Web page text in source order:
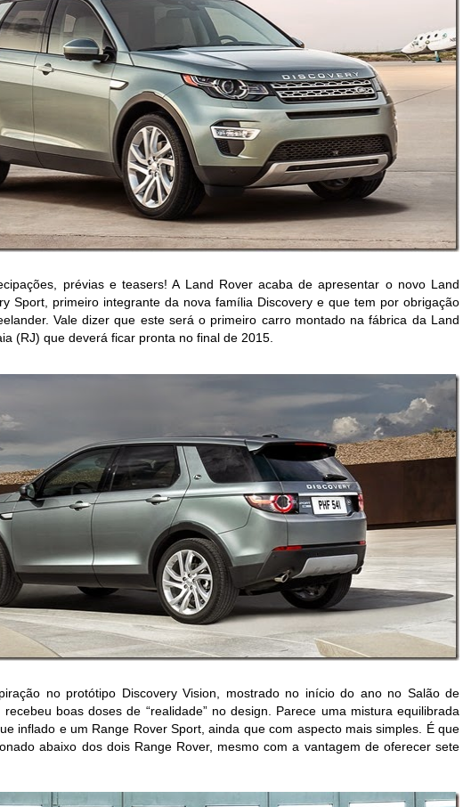
prévias e teasers! A Land Rover acaba de apresentar o novo Land
Sport, primeiro integrante da nova família Discovery e que tem por obrigação
Vale dizer que este será o primeiro carro montado na fábrica da Land
(RJ) que deverá ficar pronta no final de 2015.
no protótipo Discovery Vision, mostrado no início do ano no Salão de
recebeu boas doses de “realidade” no design. Parece uma mistura equilibrada
inflado e um Range Rover Sport, ainda que com aspecto mais simples. É que
abaixo dos dois Range Rover, mesmo com a vantagem de oferecer sete